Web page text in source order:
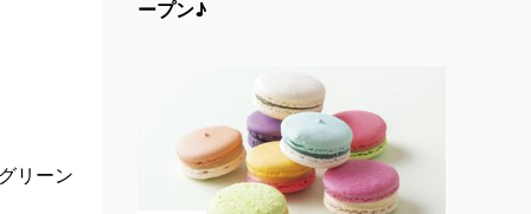
リーン
ープン♪